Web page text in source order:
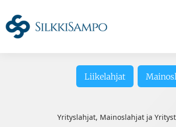
Liikelahjat
Yrityslahjat, Mainoslahjat ja